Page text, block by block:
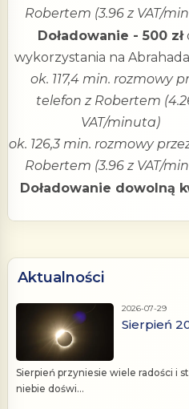
Robertem (3.96 z VAT/
Doładowanie - 500 zł
wykorzystania na
ok. 117,4 min. rozmowy
telefon z Robertem
VAT/minuta)
ok. 126,3 min. rozmowy
Robertem (3.96 z VAT/
Doładowanie dowolną
Aktualności
2026-07-29
Sierpień
Sierpień przyniesie wiele radości i
niebie doświ...